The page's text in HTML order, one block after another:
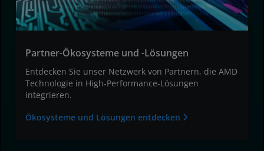
Partner-Ökosysteme und -Lösungen
Entdecken Sie unser Netzwerk von Partnern, die AMD
Technologie in High-Performance-Lösungen
integrieren.
Ökosysteme und Lösungen entdecken